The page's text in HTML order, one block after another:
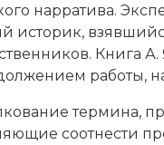
нарратива.
историк,
Книга А.
работы,
термина,
соотнести